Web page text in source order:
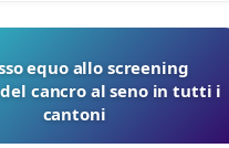
equo allo screening
cancro al seno in tutti i
cantoni